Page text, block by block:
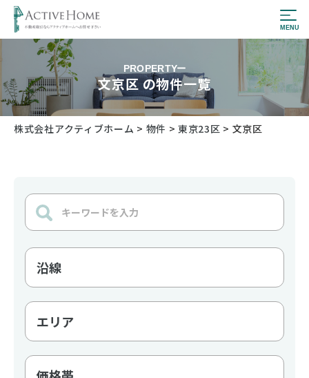
PROPERTY
文京区 の物件一覧
株式会社アクティブホーム > 物件 >東京23区 > 文京区